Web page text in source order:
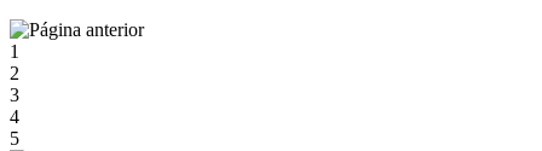
1
2
3
4
5